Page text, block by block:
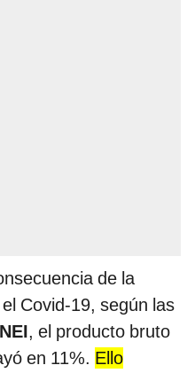
de la
Covid-19, según las
, el producto bruto
en 11%. Ello